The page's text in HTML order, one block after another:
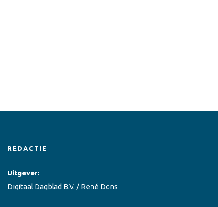
REDACTIE
Uitgever:
Digitaal Dagblad B.V. / René Dons